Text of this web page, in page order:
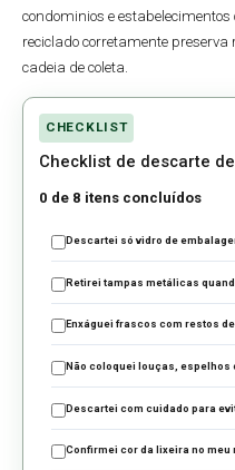
condominios e
reciclado corretamente
cadeia de coleta.
CHECKLIST
Checklist de descarte
0 de 8 itens concluídos
Descartei só vidro de
Retirei tampas metálicas
Enxáguei frascos com restos
Não coloquei louças, espelhos
Descartei com cuidado para
Confirmei cor da lixeira no meu